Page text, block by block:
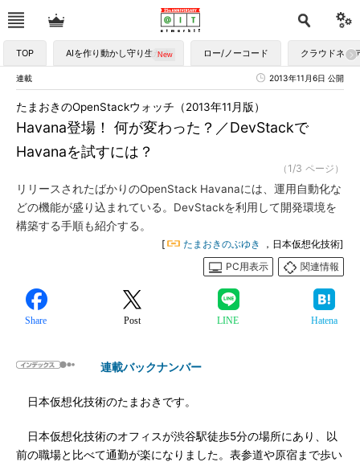
TOP AIを作り動かし守り生かす ロー/ノーコード クラウドネイ
連載 2013年11月6日 公開
Havana登場！ 何が変わった？／DevStackで
Havanaを試すには？
たまおきのOpenStackウォッチ（2013年11月版）
（1/3 ページ）
リリースされたばかりのOpenStack Havanaには、運用自動化な
どの機能が盛り込まれている。DevStackを利用して開発環境を
構築する手順も紹介する。
[ たまおきのぶゆき
，日本仮想化技術]
PC用表示
関連情報
Share Post LINE Hatena
連載バックナンバー
日本仮想化技術のたまおきです。
日本仮想化技術のオフィスが渋谷駅徒歩5分の場所にあり、以
前の職場と比べて通勤が楽になりました。表参道や原宿まで歩い